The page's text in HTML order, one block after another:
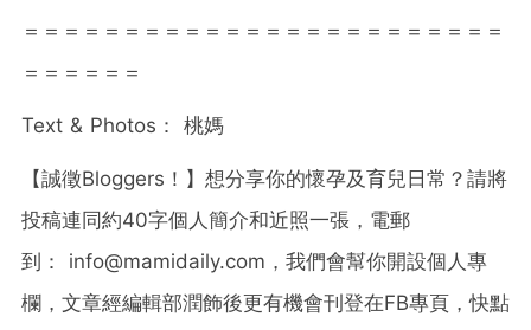
＝＝＝＝＝＝＝＝＝＝＝＝＝＝＝＝＝＝＝＝＝＝＝＝
＝＝＝＝＝＝
Text & Photos ： 桃媽
【誠徵Bloggers ！】想分享你的懷孕及育兒日常？請將
投稿連同約40字個人簡介和近照一張，電郵
到：
info@mamidaily.com ，我們會幫你開設個人專
欄，文章經編輯部潤飾後更有機會刊登在FB專頁，快點